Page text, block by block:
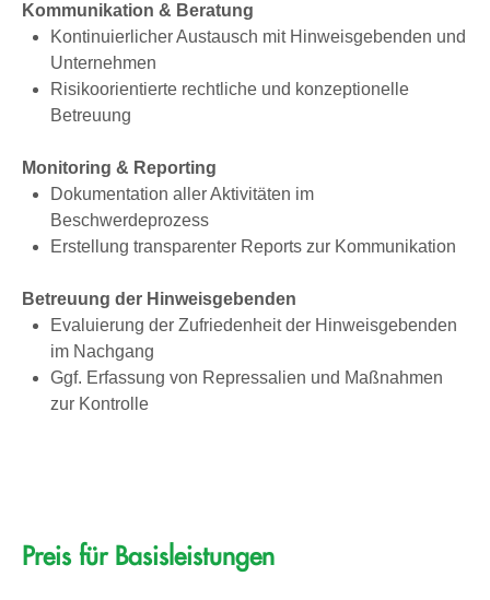
Kommunikation & Beratung
Kontinuierlicher Austausch mit Hinweisgebenden und
Unternehmen
Risikoorientierte rechtliche und konzeptionelle
Betreuung
Monitoring & Reporting
Dokumentation aller Aktivi­täten im
Beschwerdeprozess
Erstellung transparenter Reports zur Kommunikation
Betreuung der Hinweisgebenden
Evaluierung der Zufrieden­heit der Hinweisgebenden
im Nachgang
Ggf. Erfassung von Repressalien und Maßnah­men
zur Kontrolle
Preis für Basisleistungen